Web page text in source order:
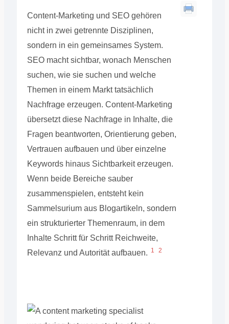
Content-Marketing und SEO gehören
nicht in zwei getrennte Disziplinen,
sondern in ein gemeinsames System.
SEO macht sichtbar, wonach Menschen
suchen, wie sie suchen und welche
Themen in einem Markt tatsächlich
Nachfrage erzeugen. Content-Marketing
übersetzt diese Nachfrage in Inhalte, die
Fragen beantworten, Orientierung geben,
Vertrauen aufbauen und über einzelne
Keywords hinaus Sichtbarkeit erzeugen.
Wenn beide Bereiche sauber
zusammenspielen, entsteht kein
Sammelsurium aus Blogartikeln, sondern
ein strukturierter Themenraum, in dem
Inhalte Schritt für Schritt Reichweite,
Relevanz und Autorität aufbauen. 1 2